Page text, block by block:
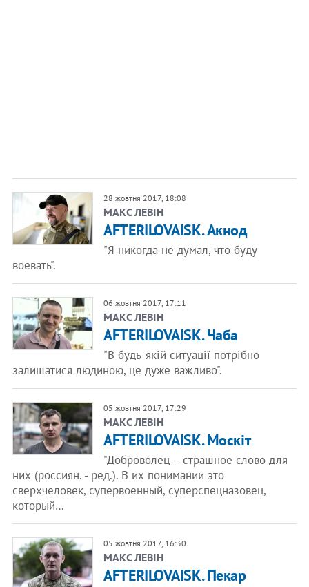
28 жовтня 2017, 18:08
​МАКС ЛЕВІН
AFTERILOVAISK. Акнод
"Я никогда не думал, что буду
воевать".
06 жовтня 2017, 17:11
​МАКС ЛЕВІН
AFTERILOVAISK. Чаба
"В будь-якій ситуації потрібно
залишатися людиною, це дуже важливо".
05 жовтня 2017, 17:29
​МАКС ЛЕВІН
AFTERILOVAISK. Москіт
"Доброволец – страшное слово для
них (россиян. - ред.). В их понимании это
сверхчеловек, супервоенный, суперспецназовец,
который…
05 жовтня 2017, 16:30
​МАКС ЛЕВІН
AFTERILOVAISK. Пекар